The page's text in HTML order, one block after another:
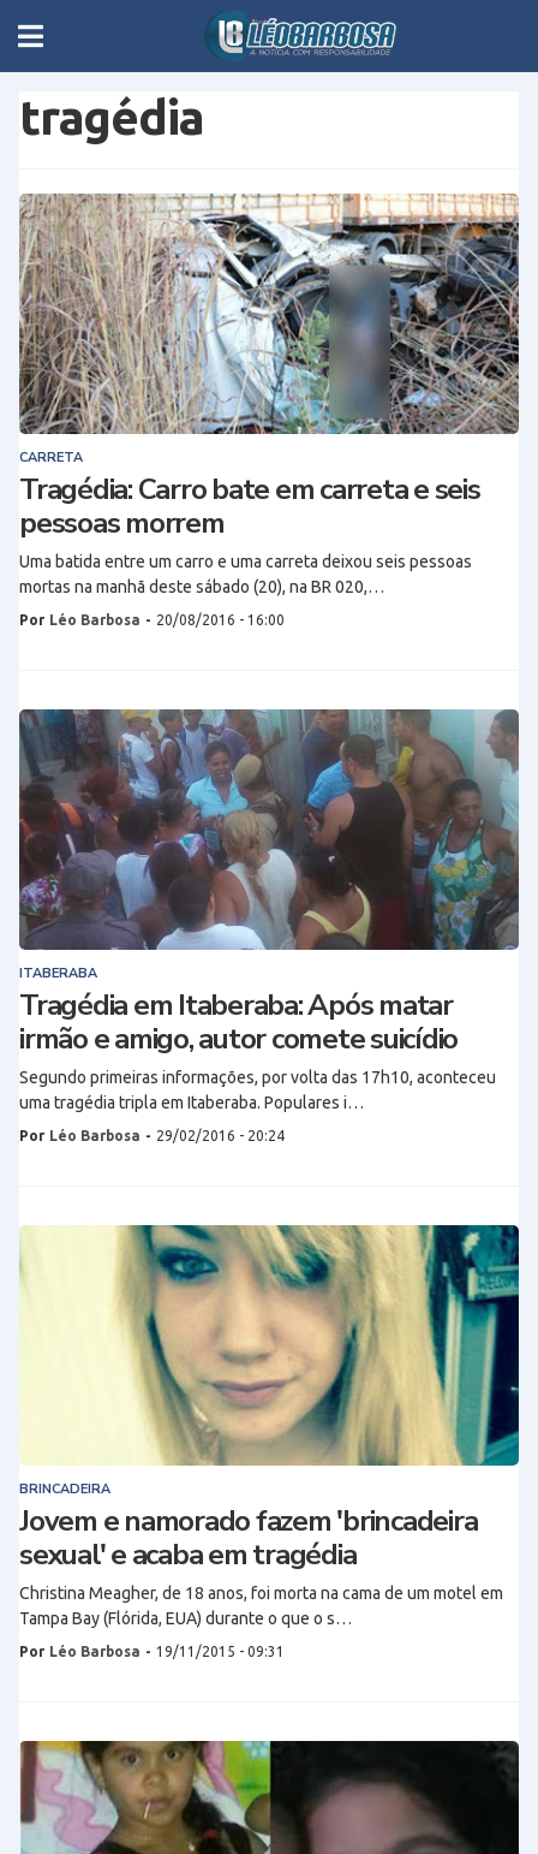
tragédia
CARRETA
Tragédia: Carro bate em carreta e seis
pessoas morrem
Uma batida entre um carro e uma carreta deixou seis pessoas
mortas na manhã deste sábado (20), na BR 020,…
Por Léo Barbosa - 20/08/2016 - 16:00
ITABERABA
Tragédia em Itaberaba: Após matar
irmão e amigo, autor comete suicídio
Segundo primeiras informações, por volta das 17h10, aconteceu
uma tragédia tripla em Itaberaba. Populares i…
Por Léo Barbosa - 29/02/2016 - 20:24
BRINCADEIRA
Jovem e namorado fazem 'brincadeira
sexual' e acaba em tragédia
Christina Meagher, de 18 anos, foi morta na cama de um motel em
Tampa Bay (Flórida, EUA) durante o que o s…
Por Léo Barbosa - 19/11/2015 - 09:31